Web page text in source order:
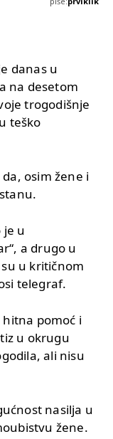
danas u
na desetom
trogodišnje
teško
osim žene i
u
a drugo u
su u kritičnom
telegraf.
pomoć i
u okrugu
ali nisu
nasilja u
žene.